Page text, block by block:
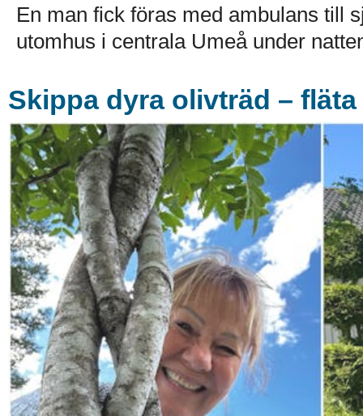
En man fick föras med ambulans till
utomhus i centrala Umeå under
Skippa dyra olivträd –